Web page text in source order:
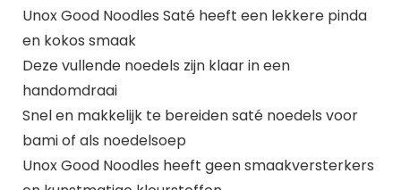
Unox Good Noodles Saté heeft een lekkere pinda
en kokos smaak
Deze vullende noedels zijn klaar in een
handomdraai
Snel en makkelijk te bereiden saté noedels voor
bami of als noedelsoep
Unox Good Noodles heeft geen smaakversterkers